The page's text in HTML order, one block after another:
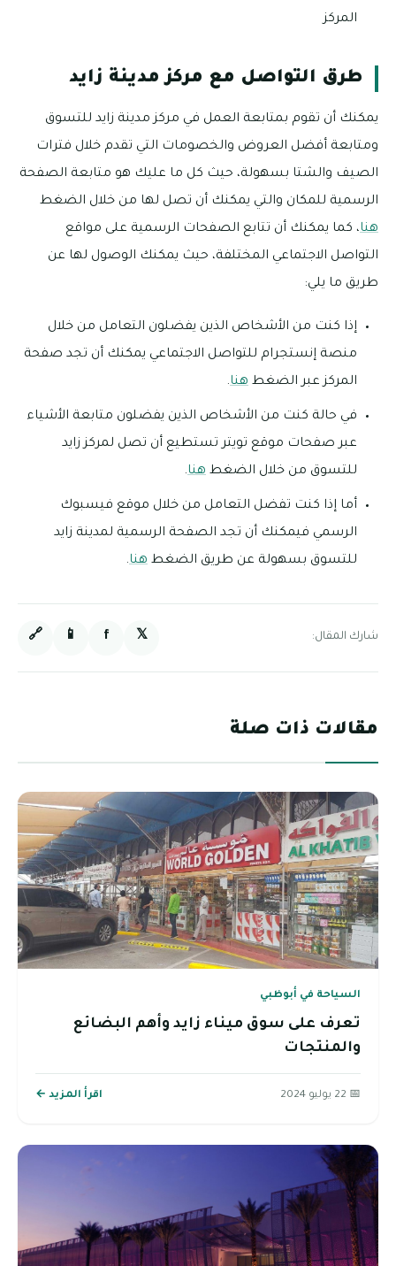
المركز
طرق التواصل مع مركز مدينة زايد
يمكنك أن تقوم بمتابعة العمل في مركز مدينة زايد للتسوق
ومتابعة أفضل العروض والخصومات التي تقدم خلال فترات
الصيف والشتا بسهولة، حيث كل ما عليك هو متابعة الصفحة
الرسمية للمكان والتي يمكنك أن تصل لها من خلال الضغط
هنا، كما يمكنك أن تتابع الصفحات الرسمية على مواقع
التواصل الاجتماعي المختلفة، حيث يمكنك الوصول لها عن
طريق ما يلي:
إذا كنت من الأشخاص الذين يفضلون التعامل من خلال
منصة إنستجرام للتواصل الاجتماعي يمكنك أن تجد صفحة
المركز عبر الضغط هنا.
في حالة كنت من الأشخاص الذين يفضلون متابعة الأشياء
عبر صفحات موقع تويتر تستطيع أن تصل لمركز زايد
للتسوق من خلال الضغط هنا.
أما إذا كنت تفضل التعامل من خلال موقع فيسبوك
الرسمي فيمكنك أن تجد الصفحة الرسمية لمدينة زايد
للتسوق بسهولة عن طريق الضغط هنا.
شارك المقال: 𝕏
f
📱
🔗
مقالات ذات صلة
السياحة في أبوظبي
تعرف على سوق ميناء زايد وأهم البضائع
والمنتجات
📅 22 يوليو 2024 اقرأ المزيد ←